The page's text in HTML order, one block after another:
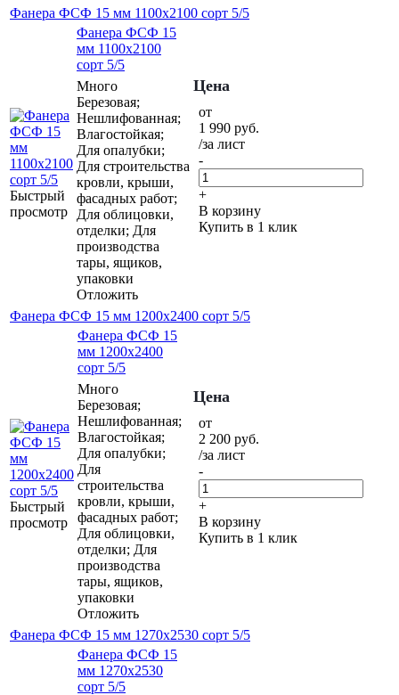
Фанера ФСФ 15 мм 1100х2100 сорт 5/5
Быстрый
просмотр
Фанера ФСФ 15
мм 1100х2100
сорт 5/5
Много
Березовая;
Нешлифованная;
Влагостойкая;
Для опалубки;
Для строительства
кровли, крыши,
фасадных работ;
Для облицовки,
отделки; Для
производства
тары, ящиков,
упаковки
Отложить
Цена
от
1 990 руб.
/за лист
-
+
В корзину
Купить в 1 клик
Фанера ФСФ 15 мм 1200х2400 сорт 5/5
Быстрый
просмотр
Фанера ФСФ 15
мм 1200х2400
сорт 5/5
Много
Березовая;
Нешлифованная;
Влагостойкая;
Для опалубки;
Для
строительства
кровли, крыши,
фасадных работ;
Для облицовки,
отделки; Для
производства
тары, ящиков,
упаковки
Отложить
Цена
от
2 200 руб.
/за лист
-
+
В корзину
Купить в 1 клик
Фанера ФСФ 15 мм 1270х2530 сорт 5/5
Фанера ФСФ 15
мм 1270х2530
сорт 5/5